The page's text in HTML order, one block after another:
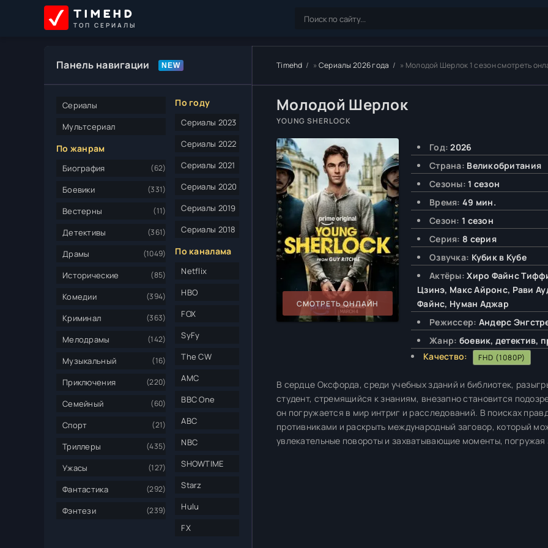
TIMEHD
ТОП СЕРИАЛЫ
Панель навигации
Сериалы
Мультсериал
По жанрам
Биография (62)
Боевики (331)
Вестерны (11)
Детективы (361)
Драмы (1049)
Исторические (85)
Комедии (394)
Криминал (363)
Мелодрамы (142)
Музыкальный (16)
Приключения (220)
Семейный (60)
Спорт (21)
Триллеры (435)
Ужасы (127)
Фантастика (292)
Фэнтези (239)
По году
Сериалы 2023
Сериалы 2022
Сериалы 2021
Сериалы 2020
Сериалы 2019
Сериалы 2018
По каналама
Netflix
HBO
FOX
SyFy
The CW
AMC
BBC One
ABC
NBC
SHOWTIME
Starz
Hulu
FX
Timehd »Сериалы 2026 года » Молодой Шерлок 1 сезон смотреть
Молодой Шерлок
YOUNG SHERLOCK
СМОТРЕТЬ ОНЛАЙН
Год: 2026
Страна: Великобритания
Сезоны: 1 сезон
Время: 49 мин.
Сезон: 1 сезон
Серия: 8 серия
Озвучка: Кубик в Кубе
Актёры: Хиро Файнс
Цзинэ, Макс Айронс, Рави
Файнс, Нуман Аджар
Режиссер: Андерс
Жанр: боевик, детектив,
Качество:
FHD (1080P)
В сердце Оксфорда, среди учебных зданий и библиотек,
студент, стремящийся к знаниям, внезапно становится
он погружается в мир интриг и расследований. В поисках
противниками и раскрыть международный заговор, который
увлекательные повороты и захватывающие моменты,